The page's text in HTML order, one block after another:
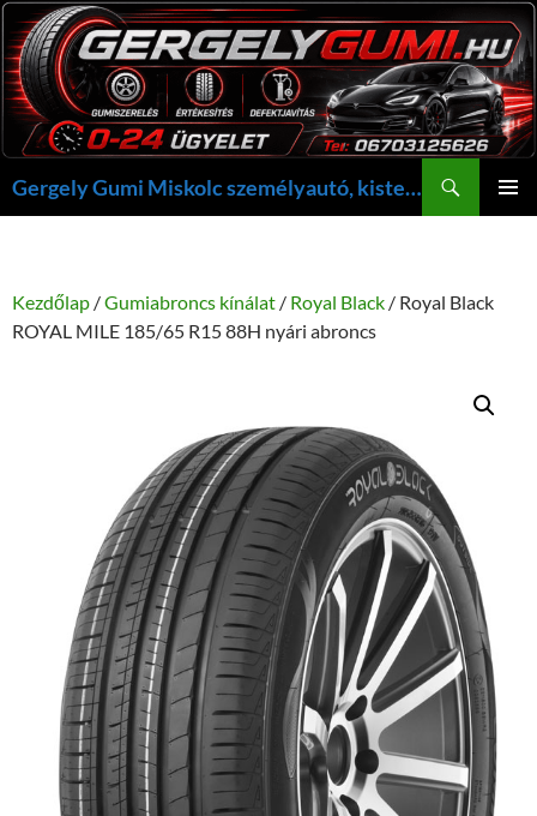
Kilépés
a
tartalomba
Gergely Gumi Miskolc személyautó, kisteherautó gumi szerelés javítás +36703125626 NON-STOP ügyelet, gergelygumi@gergelygumi.hu
Kezdőlap /Gumiabroncs kínálat / Royal Black / Royal Black
ROYAL MILE 185/65 R15 88H nyári abroncs